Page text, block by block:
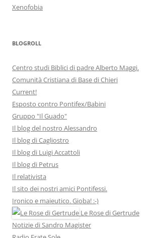
Xenofobia
BLOGROLL
Centro studi Biblici di padre Alberto Maggi.
Comunità Cristiana di Base di Chieri
Current!
Esposto contro Pontifex/Babini
Gruppo "Il Guado"
Il blog del nostro Alessandro
Il blog di Cagliostro
Il blog di Luigi Accattoli
Il blog di Petrus
Il relativista
Il sito dei nostri amici Pontifessi.
Ironico e maieutico. Gioba! :-)
Le Rose di Gertrude
Notizie di Sandro Magister